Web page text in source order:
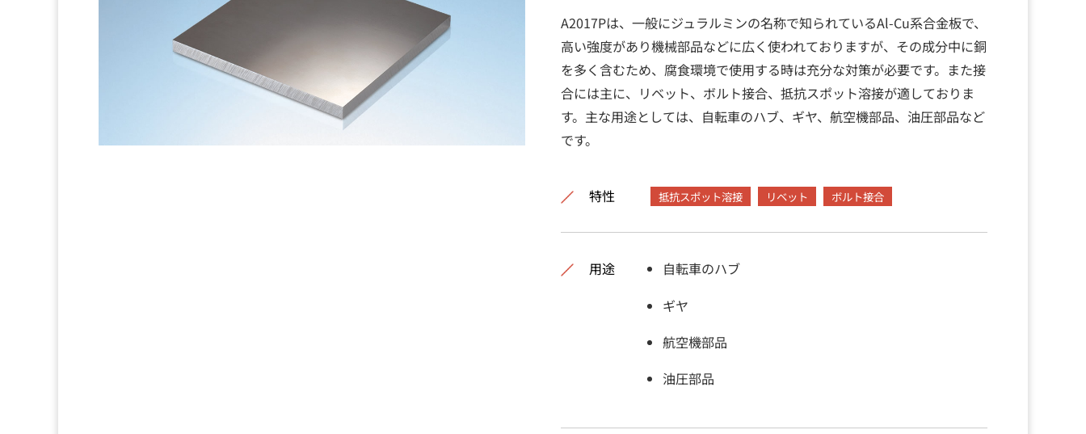
A2017Pは、一般にジュラルミンの名称で知られているAl-Cu系合金板で、
高い強度があり機械部品などに広く使われておりますが、その成分中に銅
を多く含むため、腐食環境で使用する時は充分な対策が必要です。また接
合には主に、リベット、ボルト接合、抵抗スポット溶接が適しておりま
す。主な用途としては、自転車のハブ、ギヤ、航空機部品、油圧部品など
です。
特性 抵抗スポット溶接 リベット ボルト接合
用途
自転車のハブ
ギヤ
航空機部品
油圧部品